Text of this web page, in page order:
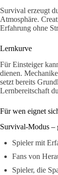
Survival erzeugt
Atmosphäre.
Erfahrung ohne
Lernkurve
Für Einsteiger
dienen.
setzt bereits
Lernbereitschaft
Für wen eignet
Survival-Modus –
Spieler mit
Fans von
Spieler, die